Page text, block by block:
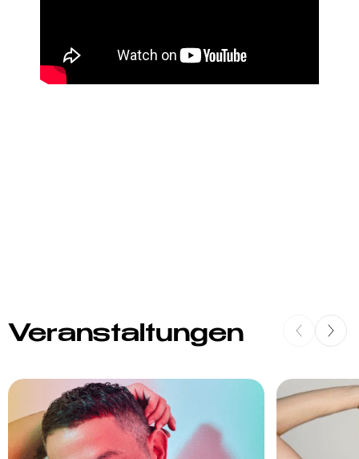
Veranstaltungen